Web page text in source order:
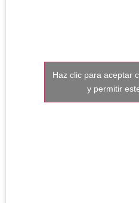
Haz clic para aceptar
y permitir